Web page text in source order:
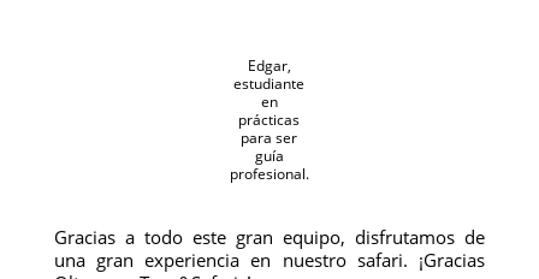
Edgar,
estudiante
en
prácticas
para ser
guía
profesional.
Gracias a todo este gran equipo, disfrutamos de
una gran experiencia en nuestro safari. ¡Gracias